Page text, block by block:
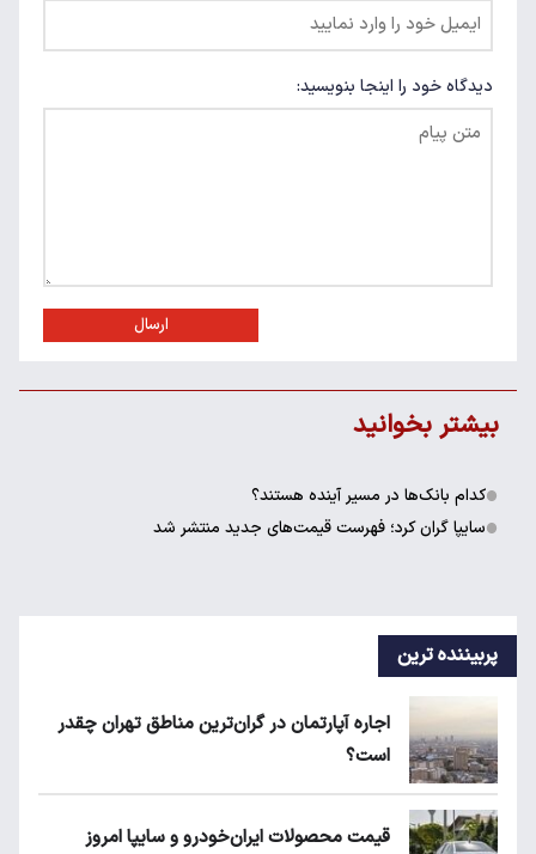
دیدگاه خود را اینجا بنویسید:
ارسال
بیشتر بخوانید
کدام بانک‌ها در مسیر آینده هستند؟
سایپا گران کرد؛ فهرست قیمت‌های جدید منتشر شد
پربیننده ترین
اجاره آپارتمان در گران‌ترین مناطق تهران چقدر
است؟
قیمت محصولات ایران‌خودرو و سایپا امروز